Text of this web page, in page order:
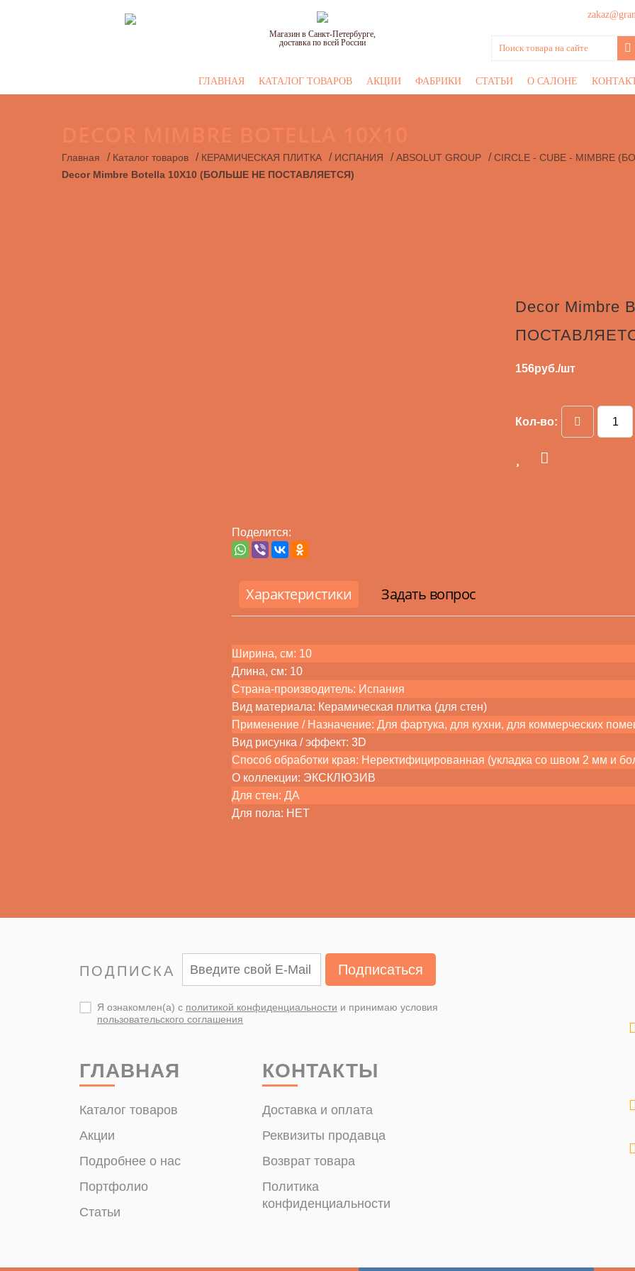
Магазин в Санкт-Петербурге,
доставка по всей России
ГЛАВНАЯ КАТАЛОГ ТОВАРОВ АКЦИИ ФАБРИКИ СТАТЬИ О САЛОНЕ
Главная / Каталог товаров / КЕРАМИЧЕСКАЯ ПЛИТКА / ИСПАНИЯ / ABSOLUT GROUP / CIRCLE - CUBE - MIMBRE
Decor Mimbre Botella 10X10 (БОЛЬШЕ НЕ ПОСТАВЛЯЕТСЯ)
Decor Mimbre
156руб./шт
Кол-во:
Поделится:
Характеристики Задать вопрос
Ширина, см: 10
Длина, см: 10
Страна-производитель: Испания
Вид материала: Керамическая плитка (для стен)
Применение / Назначение: Для фартука, для кухни, для коммерческих
Вид рисунка / эффект: 3D
Способ обработки края: Неректифицированная (укладка со швом 2 мм и
О коллекции: ЭКСКЛЮЗИВ
Для стен: ДА
Для пола: НЕТ
ПОДПИСКА Подписаться
Я ознакомлен(а) с политикой конфиденциальности и принимаю условия
пользовательского соглашения
ГЛАВНАЯ
Каталог товаров
Акции
Подробнее о нас
Портфолио
Статьи
КОНТАКТЫ
Доставка и оплата
Реквизиты продавца
Возврат товара
Политика
конфиденциальности